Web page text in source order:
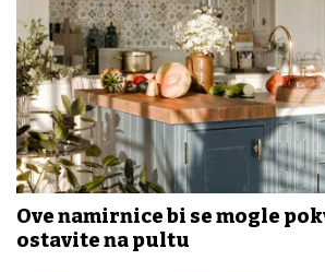
Ove namirnice bi se mogle
ostavite na pultu